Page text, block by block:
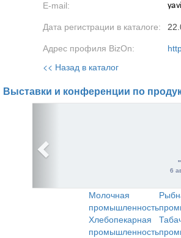
E-mail:
Дата регистрации в каталоге:
Адрес профиля BizOn:
<< Назад в каталог
Выставки и конференции по
6
Молочная
промышленность
Хлебопекарная
промышленность